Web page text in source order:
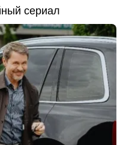
сериал